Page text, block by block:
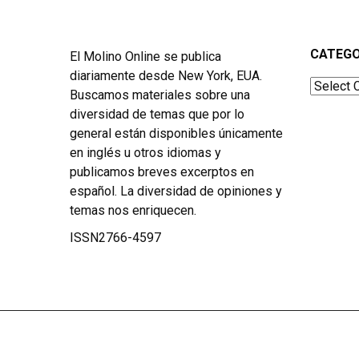
El Molino Online se publica
diariamente desde New York, EUA.
Buscamos materiales sobre una
diversidad de temas que por lo
general están disponibles únicamente
en inglés u otros idiomas y
publicamos breves excerptos en
español. La diversidad de opiniones y
temas nos enriquecen.
ISSN2766-4597